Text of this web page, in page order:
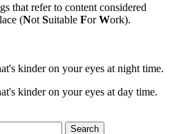
that refer to content considered
(Not Suitable ForWork).
kinder on your eyes at night time.
kinder on your eyes at day time.
Search